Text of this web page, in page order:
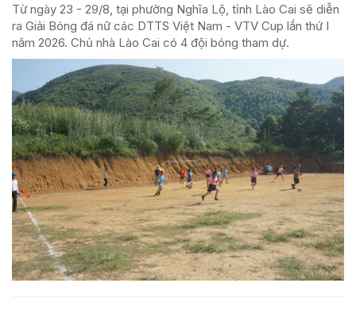
Từ ngày 23 - 29/8, tại phường Nghĩa Lộ, tỉnh Lào Cai sẽ diễn
ra Giải Bóng đá nữ các DTTS Việt Nam - VTV Cup lần thứ I
năm 2026. Chủ nhà Lào Cai có 4 đội bóng tham dự.